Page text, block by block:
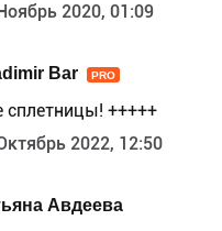
2020, 01:09
Bar PRO
сплетницы! +++++
2022, 12:50
Авдеева